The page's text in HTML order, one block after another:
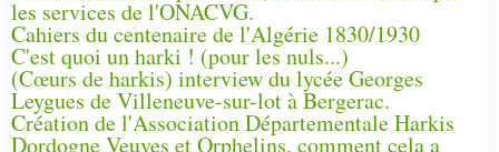
les services de l'ONACVG.
Cahiers du centenaire de l'Algérie 1830/1930
C'est quoi un harki ! (pour les nuls...)
(Cœurs de harkis) interview du lycée Georges
Leygues de Villeneuve-sur-lot à Bergerac.
Création de l'Association Départementale Harkis
Dordogne Veuves et Orphelins, comment cela a